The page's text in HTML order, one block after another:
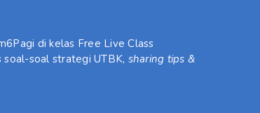
di kelas Free Live Class
soal-soal strategi UTBK, sharing tips &